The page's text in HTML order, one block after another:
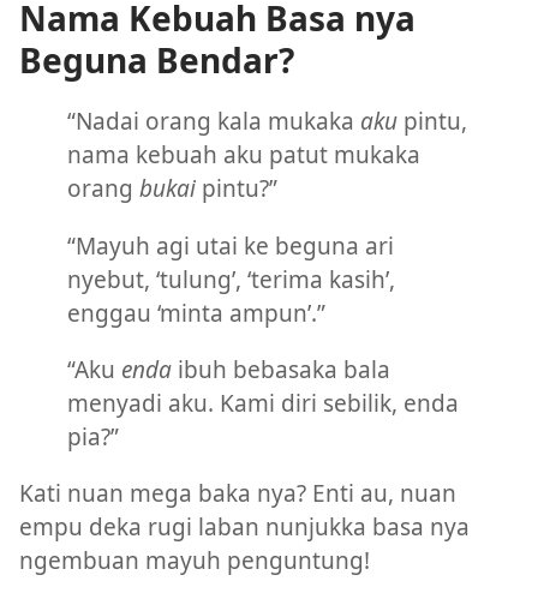
Nama Kebuah Basa nya
Beguna Bendar?
“Nadai orang kala mukaka aku pintu,
nama kebuah aku patut mukaka
orang bukai pintu?”
“Mayuh agi utai ke beguna ari
nyebut, ‘tulung’, ‘terima kasih’,
enggau ‘minta ampun’.”
“Aku enda ibuh bebasaka bala
menyadi aku. Kami diri sebilik, enda
pia?”
Kati nuan mega baka nya? Enti au, nuan
empu deka rugi laban nunjukka basa nya
ngembuan mayuh penguntung!